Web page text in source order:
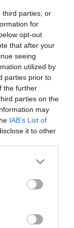
third parties, or
for
opt-out
that after your
seeing
utilized by
parties prior to
the further
parties on the
may
IAB’s List of
it to other